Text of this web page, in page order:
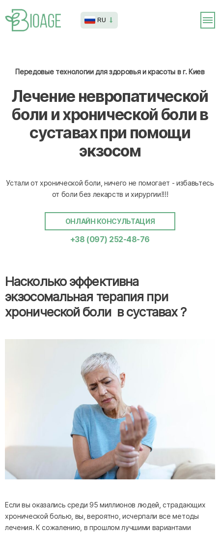
RU
Передовые технологии для здоровья и красоты в г. Киев
Лечение невропатической
боли и хронической боли в
суставах при помощи
экзосом
Устали от хронической боли, ничего не помогает - избавьтесь
от боли без лекарств и хирургии!!!!
ОНЛАЙН КОНСУЛЬТАЦИЯ
+38 (097) 252-48-76
Насколько эффективна
экзосомальная терапия при
хронической боли в суставах ?
Если вы оказались среди 95 миллионов людей, страдающих
хронической болью, вы, вероятно, исчерпали все методы
лечения. К сожалению, в прошлом лучшими вариантами